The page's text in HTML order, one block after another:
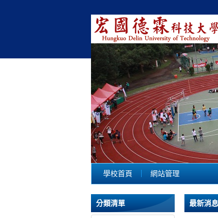
學校首頁 網站管理
分類清單 最新消息